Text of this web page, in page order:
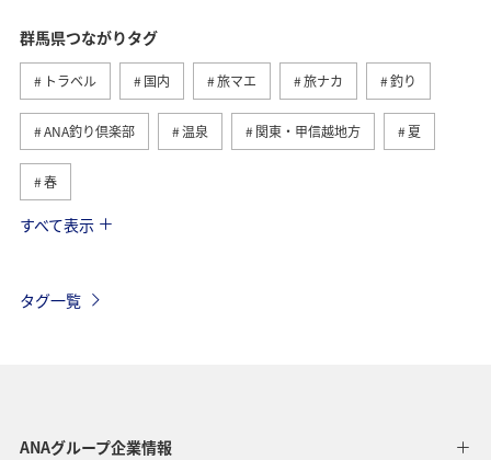
群馬県つながりタグ
トラベル 国内 旅マエ 旅ナカ 釣り
ANA釣り倶楽部 温泉 関東・甲信越地方 夏
春
川 ヤマメ
すべて表示
タグ一覧
ANAグループ企業情報